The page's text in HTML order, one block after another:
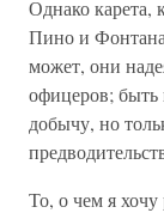
Однако карета,
Пино и
может, они
офицеров; быть
добычу, но
То, о чем я хочу